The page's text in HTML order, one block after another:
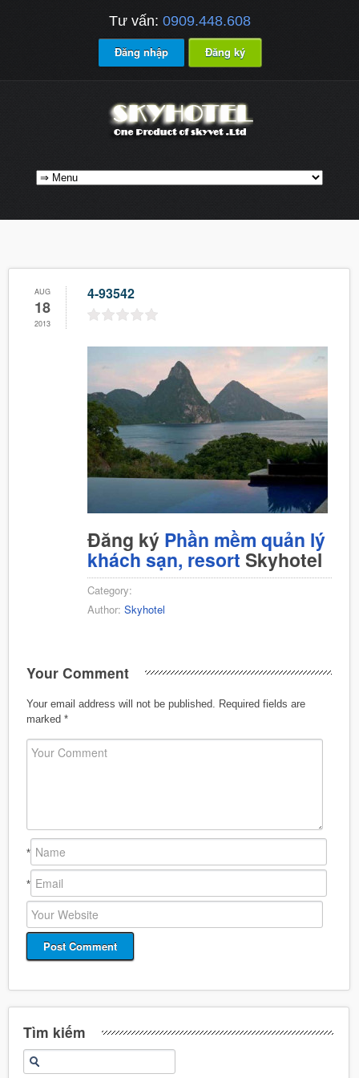
Tư vấn: 0909.448.608
Đăng nhập Đăng ký
AUG
18
2013
4-93542
Đăng ký Phần mềm quản lý
khách sạn, resort Skyhotel
Category:
Author: Skyhotel
Your Comment
Your email address will not be published.
Required fields are
marked *
*
*
Tìm kiếm